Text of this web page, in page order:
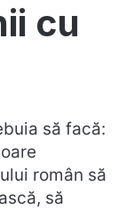
cu
să facă:
român să
să